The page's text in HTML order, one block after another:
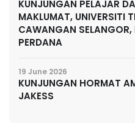
KUNJUNGAN PELAJAR
MAKLUMAT, UNIVERSITI
CAWANGAN
PERDANA
19 June 2026
KUNJUNGAN HORMAT
JAKESS